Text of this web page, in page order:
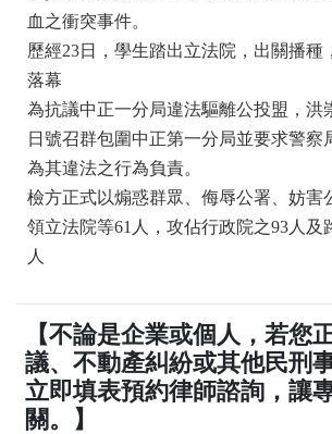
血之衝突事件。
歷經23日，學生踏出立法院，出關播種
落幕
為抗議中正一分局違法驅離公投盟，洪
日號召群包圍中正第一分局並要求警察
為其違法之行為負責。
檢方正式以煽惑群眾、侮辱公署、妨害
領立法院等61人，攻佔行政院之93人及
人
【不論是企業或個人，若您
議、不動產糾紛或其他民刑
立即填表預約律師諮詢，讓
關。】